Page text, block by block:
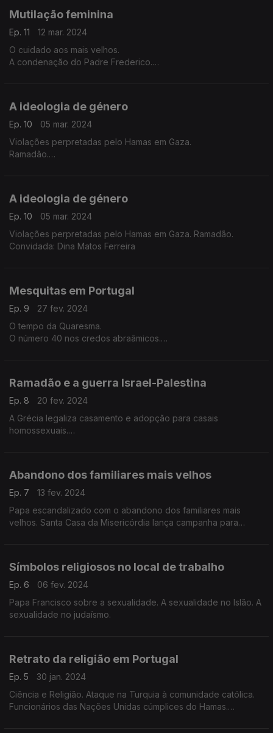
Mutilação feminina
Ep. 11
12 mar. 2024
O cuidado aos mais velhos.
A condenação do Padre Frederico.
A ideologia de género
Ep. 10
05 mar. 2024
Violações perpretadas pelo Hamas em Gaza.
Ramadão.
A ideologia de género
Ep. 10
05 mar. 2024
Violações perpretadas pelo Hamas em Gaza. Ramadão.
Convidada: Dina Matos Ferreira
Mesquitas em Portugal
Ep. 9
27 fev. 2024
O tempo da Quaresma.
O número 40 nos credos abraâmicos.
Ramadão e a guerra Israel-Palestina
Ep. 8
20 fev. 2024
A Grécia legaliza casamento e adopção para casais
homossexuais.
Abandono dos familiares mais velhos
Ep. 7
13 fev. 2024
Papa escandalizado com o abandono dos familiares mais
velhos. Santa Casa da Misericórdia lança campanha para
Símbolos religiosos no local de trabalho
Ep. 6
06 fev. 2024
Papa Francisco sobre a sexualidade. A sexualidade no Islão. A
sexualidade no judaísmo.
Retrato da religião em Portugal
Ep. 5
30 jan. 2024
Ciência e Religião. Ataque na Turquia à comunidade católica.
Funcionários das Nações Unidas cúmplices do Hamas.